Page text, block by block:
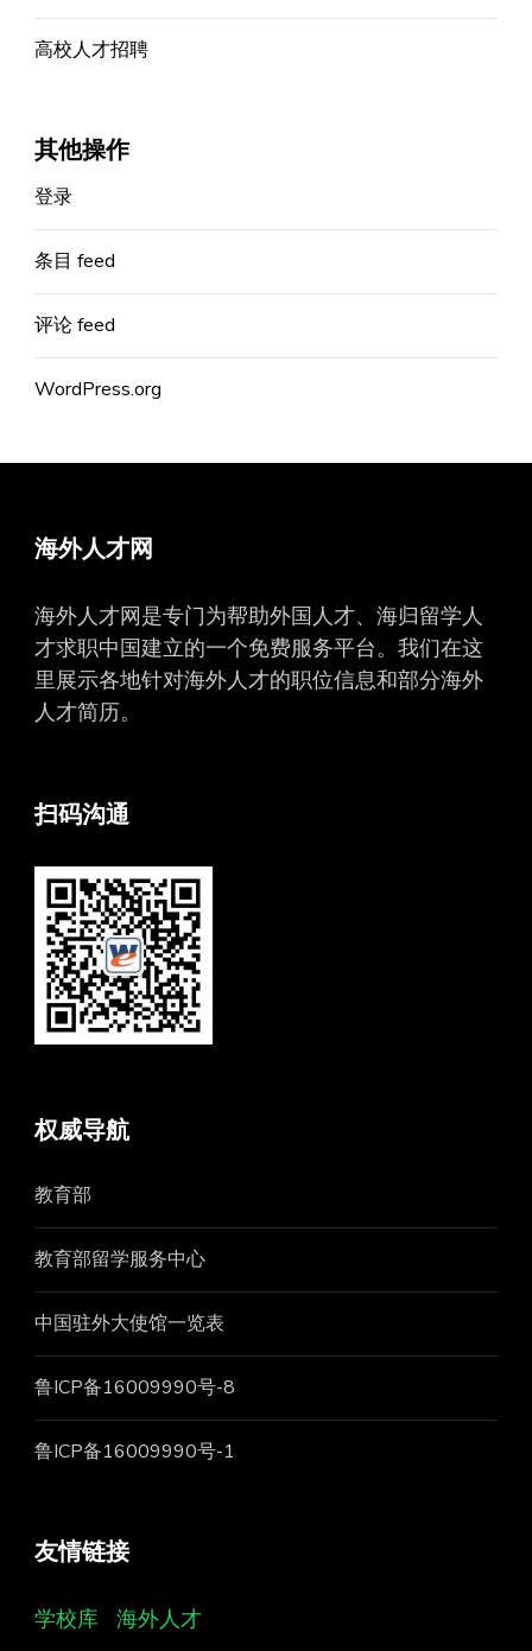
高校人才招聘
其他操作
登录
条目 feed
评论 feed
WordPress.org
海外人才网
海外人才网是专门为帮助外国人才、海归留学人
才求职中国建立的一个免费服务平台。我们在这
里展示各地针对海外人才的职位信息和部分海外
人才简历。
扫码沟通
权威导航
教育部
教育部留学服务中心
中国驻外大使馆一览表
鲁ICP备16009990号-8
鲁ICP备16009990号-1
友情链接
学校库 海外人才